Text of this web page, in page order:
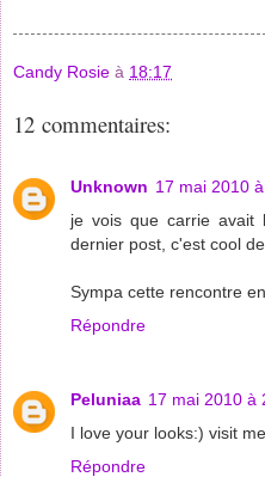
Candy Rosie à 18:17
12 commentaires:
Unknown 17 mai 2010
je vois que carrie avait
dernier post, c'est cool
Sympa cette rencontre
Répondre
Peluniaa 17 mai 2010 à
I love your looks:) visit
Répondre